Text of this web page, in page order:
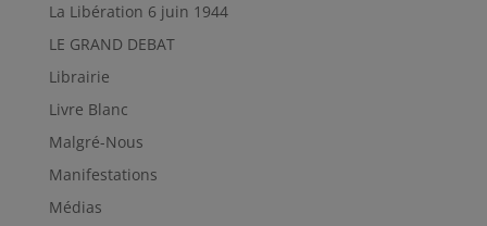
La Libération 6 juin 1944
LE GRAND DEBAT
Librairie
Livre Blanc
Malgré-Nous
Manifestations
Médias